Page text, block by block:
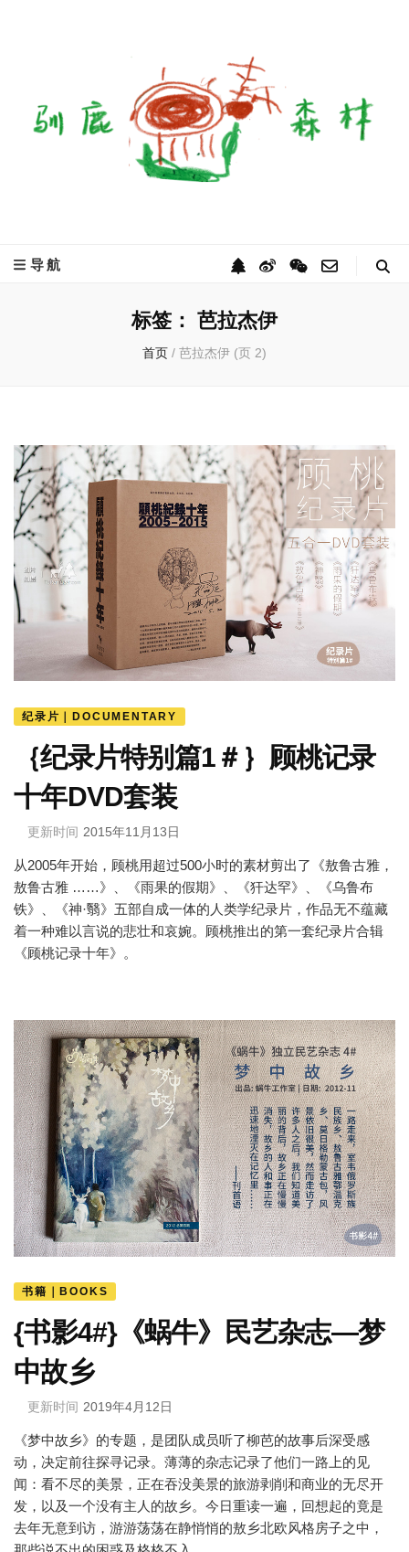
导航
标签： 芭拉杰伊
首页 / 芭拉杰伊 (页 2)
纪录片｜DOCUMENTARY
｛纪录片特别篇1＃｝顾桃记录
十年DVD套装
更新时间 2015年11月13日
从2005年开始，顾桃用超过500小时的素材剪出了《敖鲁古雅，
敖鲁古雅 ……》、《雨果的假期》、《犴达罕》、《乌鲁布
铁》、《神·翳》五部自成一体的人类学纪录片，作品无不蕴藏
着一种难以言说的悲壮和哀婉。顾桃推出的第一套纪录片合辑
《顾桃记录十年》。
书籍｜BOOKS
{书影4#}《蜗牛》民艺杂志—梦
中故乡
更新时间 2019年4月12日
《梦中故乡》的专题，是团队成员听了柳芭的故事后深受感
动，决定前往探寻记录。薄薄的杂志记录了他们一路上的见
闻：看不尽的美景，正在吞没美景的旅游剥削和商业的无尽开
发，以及一个没有主人的故乡。今日重读一遍，回想起的竟是
去年无意到访，游游荡荡在静悄悄的敖乡北欧风格房子之中，